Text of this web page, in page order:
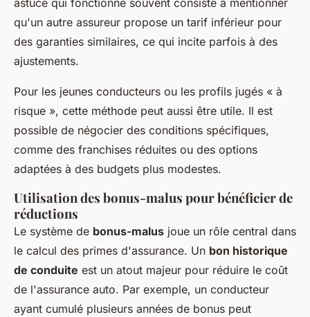
astuce qui fonctionne souvent consiste à mentionner
qu'un autre assureur propose un tarif inférieur pour
des garanties similaires, ce qui incite parfois à des
ajustements.
Pour les jeunes conducteurs ou les profils jugés « à
risque », cette méthode peut aussi être utile. Il est
possible de négocier des conditions spécifiques,
comme des franchises réduites ou des options
adaptées à des budgets plus modestes.
Utilisation des bonus-malus pour bénéficier de
réductions
Le système de bonus-malus joue un rôle central dans
le calcul des primes d'assurance. Un bon historique
de conduite est un atout majeur pour réduire le coût
de l'assurance auto. Par exemple, un conducteur
ayant cumulé plusieurs années de bonus peut